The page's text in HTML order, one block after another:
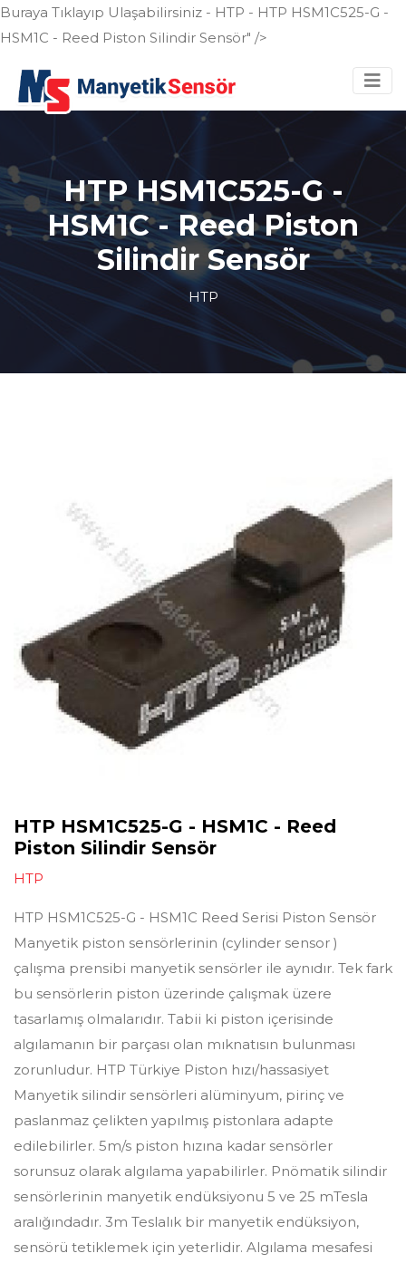
Buraya Tıklayıp Ulaşabilirsiniz - HTP - HTP HSM1C525-G -
HSM1C - Reed Piston Silindir Sensör" />
HTP HSM1C525-G -
HSM1C - Reed Piston
Silindir Sensör
HTP
HTP HSM1C525-G - HSM1C - Reed
Piston Silindir Sensör
HTP
HTP HSM1C525-G - HSM1C Reed Serisi Piston Sensör
Manyetik piston sensörlerinin (cylinder sensor )
çalışma prensibi manyetik sensörler ile aynıdır. Tek fark
bu sensörlerin piston üzerinde çalışmak üzere
tasarlamış olmalarıdır. Tabii ki piston içerisinde
algılamanın bir parçası olan mıknatısın bulunması
zorunludur. HTP Türkiye Piston hızı/hassasiyet
Manyetik silindir sensörleri alüminyum, pirinç ve
paslanmaz çelikten yapılmış pistonlara adapte
edilebilirler. 5m/s piston hızına kadar sensörler
sorunsuz olarak algılama yapabilirler. Pnömatik silindir
sensörlerinin manyetik endüksiyonu 5 ve 25 mTesla
aralığındadır. 3m Teslalık bir manyetik endüksiyon,
sensörü tetiklemek için yeterlidir. Algılama mesafesi